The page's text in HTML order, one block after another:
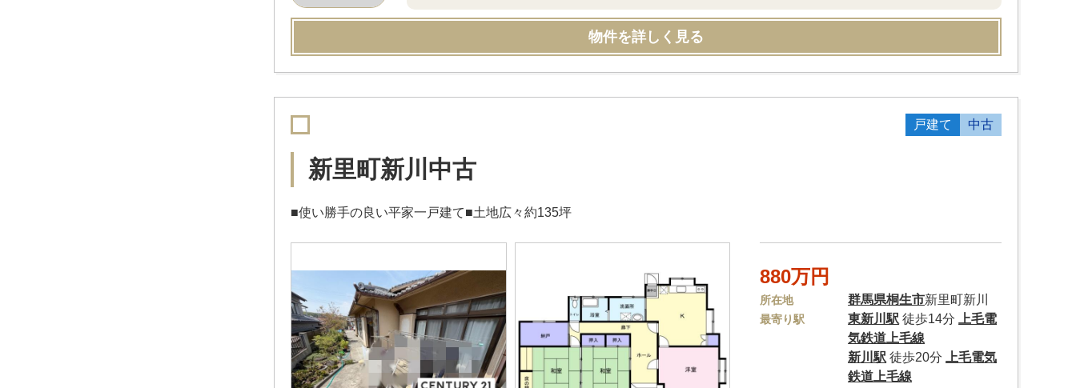
物件を詳しく見る
戸建て 中古
新里町新川中古
■使い勝手の良い平家一戸建て■土地広々約135坪
880万円
所在地 群馬県桐生市新里町新川
最寄り駅 東新川駅 徒歩14分
上毛電
気鉄道上毛線
新川駅 徒歩20分
上毛電気
鉄道上毛線